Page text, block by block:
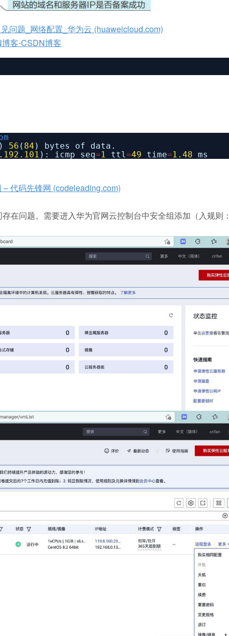
问题_网络配置_华为云 (huaweicloud.com)
客-CSDN博客
56 ( 84 ) bytes of data.
192.101 ): icmp_seq=1 ttl =49 time=1.48 ms
代码先锋网 (codeleading.com)
在问题。需要进入华为官网云控制台中安全组添加（入规则